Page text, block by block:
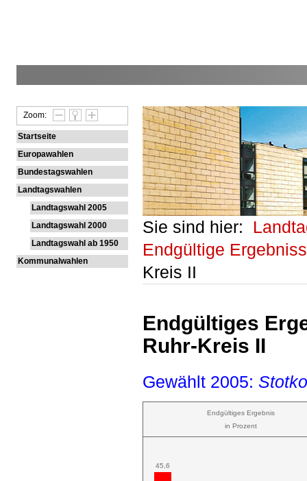
Zoom:
Startseite
Europawahlen
Bundestagswahlen
Landtagswahlen
Landtagswahl 2005
Landtagswahl 2000
Landtagswahl ab 1950
Kommunalwahlen
Sie sind hier:
Endgültige
Kreis II
Endgültiges
Ruhr-Kreis II
Gewählt 2005:
Endgültiges Ergebnis
in Prozent
45,6